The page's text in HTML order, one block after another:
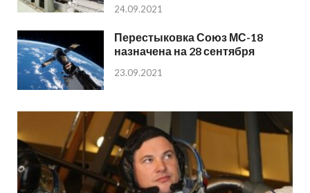
24.09.2021
Перестыковка Союз МС-18
назначена на 28 сентября
23.09.2021